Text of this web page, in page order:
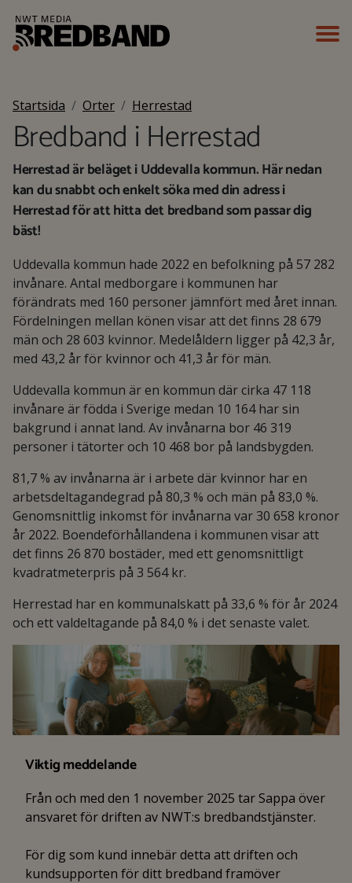
Startsida Orter Herrestad
Bredband i Herrestad
Herrestad är beläget i Uddevalla kommun. Här nedan
kan du snabbt och enkelt söka med din adress i
Herrestad för att hitta det bredband som passar dig
bäst!
Uddevalla kommun hade 2022 en befolkning på 57 282
invånare. Antal medborgare i kommunen har
förändrats med 160 personer jämnfört med året innan.
Fördelningen mellan könen visar att det finns 28 679
män och 28 603 kvinnor. Medelåldern ligger på 42,3 år,
med 43,2 år för kvinnor och 41,3 år för män.
Uddevalla kommun är en kommun där cirka 47 118
invånare är födda i Sverige medan 10 164 har sin
bakgrund i annat land. Av invånarna bor 46 319
personer i tätorter och 10 468 bor på landsbygden.
81,7 % av invånarna är i arbete där kvinnor har en
arbetsdeltagandegrad på 80,3 % och män på 83,0 %.
Genomsnittlig inkomst för invånarna var 30 658 kronor
år 2022. Boendeförhållandena i kommunen visar att
det finns 26 870 bostäder, med ett genomsnittligt
kvadratmeterpris på 3 564 kr.
Herrestad har en kommunalskatt på 33,6 % för år 2024
och ett valdeltagande på 84,0 % i det senaste valet.
Viktig meddelande
Från och med den 1 november 2025 tar Sappa över
ansvaret för driften av NWT:s bredbandstjänster.
För dig som kund innebär detta att driften och
kundsupporten för ditt bredband framöver